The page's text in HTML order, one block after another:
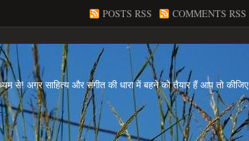
POSTS RSS COMMENTS RSS
से! अगर साहित्य और संगीत की धारा में बहने को तैयार हैं आप तो कीजिए